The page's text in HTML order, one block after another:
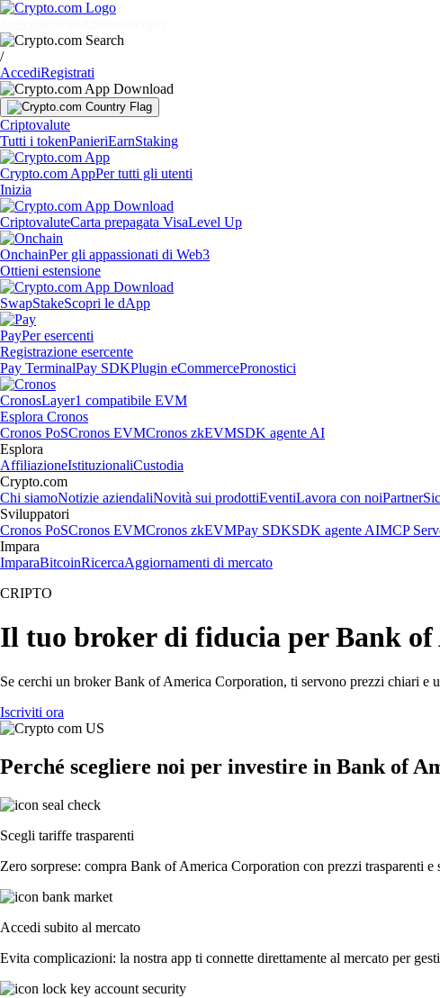
/
AccediRegistrati
Criptovalute
Tutti i tokenPanieriEarnStaking
Crypto.com AppPer tutti gli utenti
Inizia
CriptovaluteCarta prepagata VisaLevel Up
OnchainPer gli appassionati di Web3
Ottieni estensione
SwapStakeScopri le dApp
PayPer esercenti
Registrazione esercente
Pay TerminalPay SDKPlugin eCommercePronostici
CronosLayer1 compatibile EVM
Esplora Cronos
Cronos PoSCronos EVMCronos zkEVMSDK agente AI
Esplora
AffiliazioneIstituzionaliCustodia
Crypto.com
Chi siamoNotizie aziendaliNovità sui prodottiEventiLavora con noiPartner
Sviluppatori
Cronos PoSCronos EVMCronos zkEVMPay SDKSDK agente AIMCP
Impara
ImparaBitcoinRicercaAggiornamenti di mercato
CRIPTO
Il tuo broker di fiducia per Bank
Se cerchi un broker Bank of America Corporation, ti servono prezzi chiari e
Iscriviti ora
Perché scegliere noi per investire in Bank of
Scegli tariffe trasparenti
Zero sorprese: compra Bank of America Corporation con prezzi trasparenti
Accedi subito al mercato
Evita complicazioni: la nostra app ti connette direttamente al mercato per